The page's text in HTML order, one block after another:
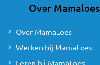
Over Mamaloes
Over MamaLoes
Werken bij MamaLoes
Leren bij MamaLoes